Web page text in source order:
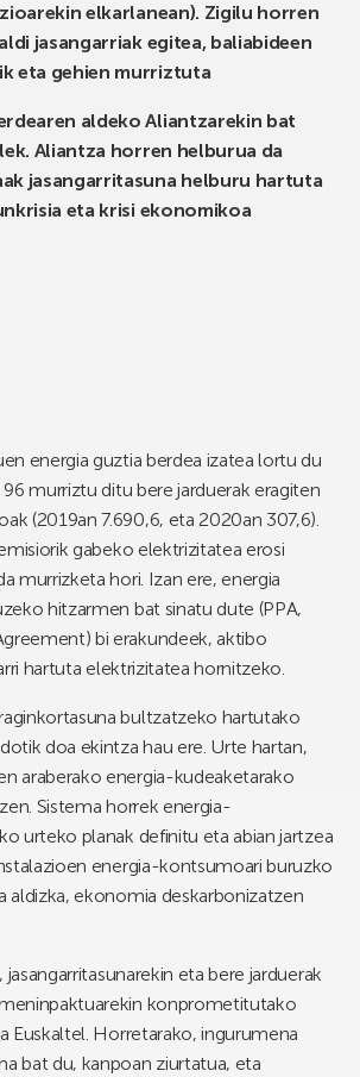
elkarlanean). Zigilu horren
jasangarriak egitea, baliabideen
eta gehien murriztuta
aldeko Aliantzarekin bat
Aliantza horren helburua da
jasangarritasuna helburu hartuta
eta krisi ekonomikoa
energia guztia berdea izatea lortu du
murriztu ditu bere jarduerak eragiten
(2019an 7.690,6, eta 2020an 307,6).
gabeko elektrizitatea erosi
murrizketa hori. Izan ere, energia
hitzarmen bat sinatu dute (PPA,
bi erakundeek, aktibo
hartuta elektrizitatea hornitzeko.
bultzatzeko hartutako
doa ekintza hau ere. Urte hartan,
araberako energia-kudeaketarako
Sistema horrek energia-
urteko planak definitu eta abian jartzea
energia-kontsumoari buruzko
aldizka, ekonomia deskarbonizatzen
eta bere jarduerak
konprometitutako
Euskaltel. Horretarako, ingurumena
bat du, kanpoan ziurtatua, eta